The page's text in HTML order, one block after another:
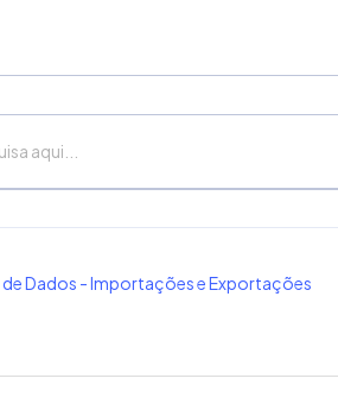
Dados - Importações e Exportações